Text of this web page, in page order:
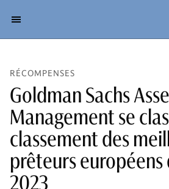
RÉCOMPENSES
Goldman Sachs
Management se
classement des
prêteurs
2023